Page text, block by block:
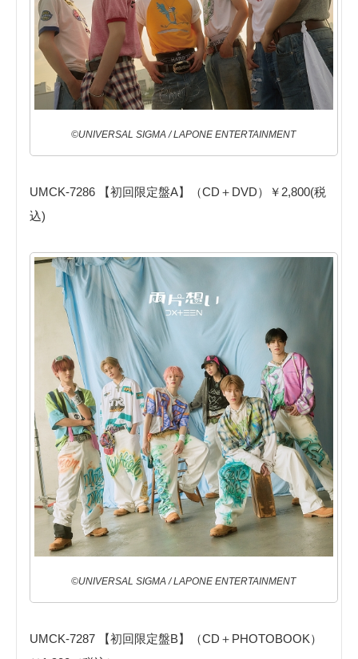
©UNIVERSAL SIGMA / LAPONE ENTERTAINMENT
UMCK-7286 【初回限定盤A】（CD＋DVD）￥2,800(税
込)
©UNIVERSAL SIGMA / LAPONE ENTERTAINMENT
UMCK-7287 【初回限定盤B】（CD＋PHOTOBOOK）